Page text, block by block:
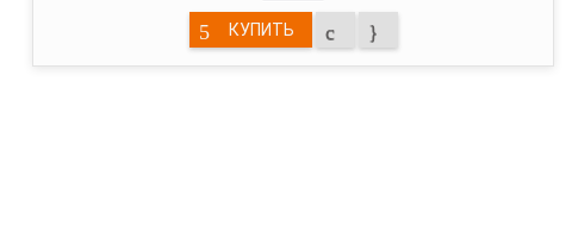
КУПИТЬ